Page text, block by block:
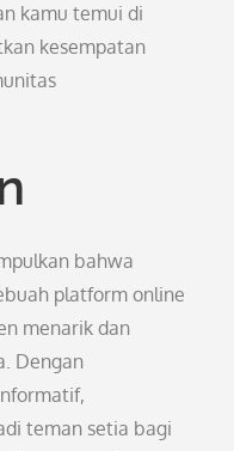
kamu temui di
kesempatan
bahwa
platform online
menarik dan
Dengan
teman setia bagi